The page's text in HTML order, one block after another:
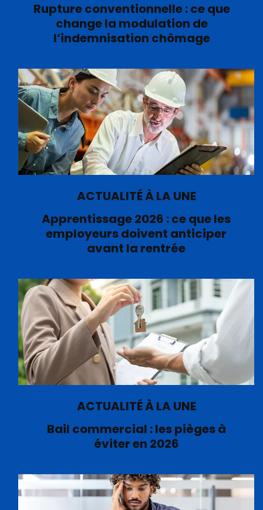
Rupture conventionnelle : ce que
change la modulation de
l’indemnisation chômage
ACTUALITÉ À LA UNE
Apprentissage 2026 : ce que les
employeurs doivent anticiper
avant la rentrée
ACTUALITÉ À LA UNE
Bail commercial : les pièges à
éviter en 2026